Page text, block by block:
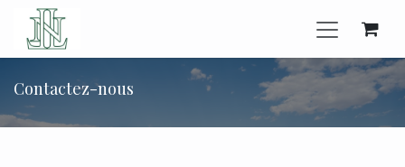
Se rendre au contenu
Contactez-nous